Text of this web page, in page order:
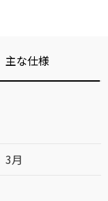
主な仕様
3月